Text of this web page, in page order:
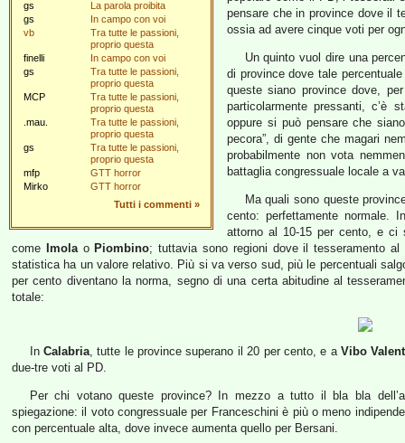
gs
La parola proibita
gs
In campo con voi
vb
Tra tutte le passioni,
proprio questa
finelli
In campo con voi
gs
Tra tutte le passioni,
proprio questa
MCP
Tra tutte le passioni,
proprio questa
.mau.
Tra tutte le passioni,
proprio questa
gs
Tra tutte le passioni,
proprio questa
mfp
GTT horror
Mirko
GTT horror
Tutti i commenti »
pensare che in province dove il
ossia ad avere cinque voti per
Un quinto vuol dire una
di province dove tale
queste siano province dove,
particolarmente pressanti, c’è
oppure si può pensare che
pecora”, di gente che magari
probabilmente non vota
battaglia congressuale locale a
Ma quali sono queste
cento: perfettamente normale.
attorno al 10-15 per cento, e ci
come
Imolao Piombino; tuttavia sono regioni dove il tesseramento
statistica ha un valore relativo. Più si va verso sud, più le percentuali
per cento diventano la norma, segno di una certa abitudine al
totale:
In Calabria, tutte le province superano il 20 per cento, e aVibo
due-tre voti al PD.
Per chi votano queste province? In mezzo a tutto il bla bla
spiegazione: il voto congressuale per Franceschini è più o meno
con percentuale alta, dove invece aumenta quello per Bersani.